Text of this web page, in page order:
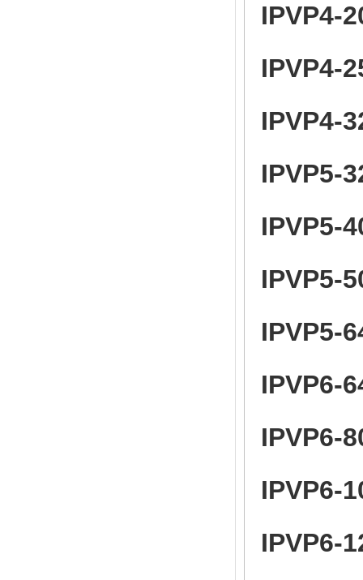
IPVP4-
IPVP4-
IPVP4-
IPVP5-
IPVP5-
IPVP5-
IPVP5-
IPVP6-
IPVP6-
IPVP6-
IPVP6-